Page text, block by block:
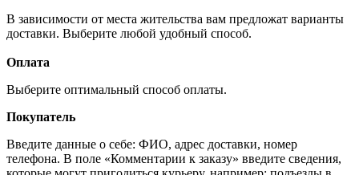
В зависимости от места жительства вам предложат варианты
доставки. Выберите любой удобный способ.
Оплата
Выберите оптимальный способ оплаты.
Покупатель
Введите данные о себе: ФИО, адрес доставки, номер
телефона. В поле «Комментарии к заказу» введите сведения,